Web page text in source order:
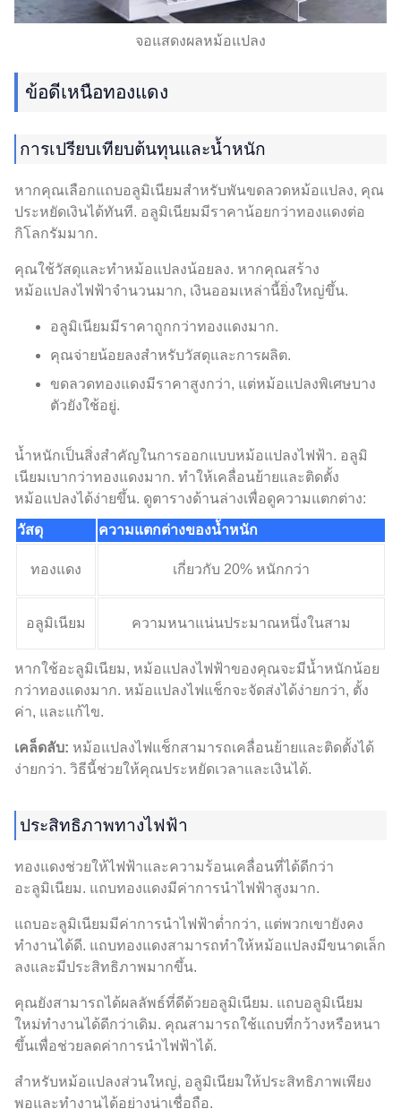
จอแสดงผลหม้อแปลง
ข้อดีเหนือทองแดง
การเปรียบเทียบต้นทุนและน้ำหนัก
หากคุณเลือกแถบอลูมิเนียมสำหรับพันขดลวดหม้อแปลง, คุณ
ประหยัดเงินได้ทันที. อลูมิเนียมมีราคาน้อยกว่าทองแดงต่อ
กิโลกรัมมาก.
คุณใช้วัสดุและทำหม้อแปลงน้อยลง. หากคุณสร้าง
หม้อแปลงไฟฟ้าจำนวนมาก, เงินออมเหล่านี้ยิ่งใหญ่ขึ้น.
อลูมิเนียมมีราคาถูกกว่าทองแดงมาก.
คุณจ่ายน้อยลงสำหรับวัสดุและการผลิต.
ขดลวดทองแดงมีราคาสูงกว่า, แต่หม้อแปลงพิเศษบาง
ตัวยังใช้อยู่.
น้ำหนักเป็นสิ่งสำคัญในการออกแบบหม้อแปลงไฟฟ้า. อลูมิ
เนียมเบากว่าทองแดงมาก. ทำให้เคลื่อนย้ายและติดตั้ง
หม้อแปลงได้ง่ายขึ้น. ดูตารางด้านล่างเพื่อดูความแตกต่าง:
วัสดุ ความแตกต่างของน้ำหนัก
ทองแดง เกี่ยวกับ 20% หนักกว่า
อลูมิเนียม ความหนาแน่นประมาณหนึ่งในสาม
หากใช้อะลูมิเนียม, หม้อแปลงไฟฟ้าของคุณจะมีน้ำหนักน้อย
กว่าทองแดงมาก. หม้อแปลงไฟแช็กจะจัดส่งได้ง่ายกว่า, ตั้ง
ค่า, และแก้ไข.
เคล็ดลับ: หม้อแปลงไฟแช็กสามารถเคลื่อนย้ายและติดตั้งได้
ง่ายกว่า. วิธีนี้ช่วยให้คุณประหยัดเวลาและเงินได้.
ประสิทธิภาพทางไฟฟ้า
ทองแดงช่วยให้ไฟฟ้าและความร้อนเคลื่อนที่ได้ดีกว่า
อะลูมิเนียม. แถบทองแดงมีค่าการนำไฟฟ้าสูงมาก.
แถบอะลูมิเนียมมีค่าการนำไฟฟ้าต่ำกว่า, แต่พวกเขายังคง
ทำงานได้ดี. แถบทองแดงสามารถทำให้หม้อแปลงมีขนาดเล็ก
ลงและมีประสิทธิภาพมากขึ้น.
คุณยังสามารถได้ผลลัพธ์ที่ดีด้วยอลูมิเนียม. แถบอลูมิเนียม
ใหม่ทำงานได้ดีกว่าเดิม. คุณสามารถใช้แถบที่กว้างหรือหนา
ขึ้นเพื่อช่วยลดค่าการนำไฟฟ้าได้.
สำหรับหม้อแปลงส่วนใหญ่, อลูมิเนียมให้ประสิทธิภาพเพียง
พอและทำงานได้อย่างน่าเชื่อถือ.